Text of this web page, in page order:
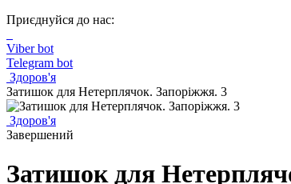
Приєднуйся до нас:
Viber bot
Telegram bot
Здоров'я
Затишок для Нетерплячок. Запоріжжя. 3
Здоров'я
Завершений
Затишок для